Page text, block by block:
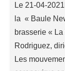
Le 21-04-
la « Baule
brasserie «
Rodriguez,
Les